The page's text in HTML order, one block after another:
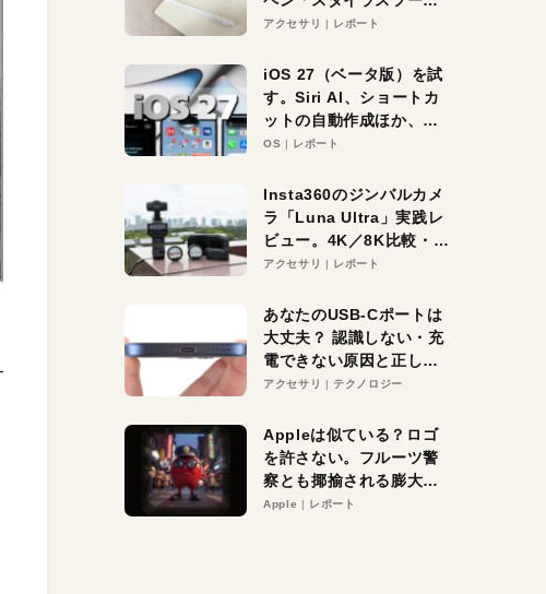
ェイ」レビュー。持ち替
アクセサリ レポート
iOS 27（ベータ版）を試
す。Siri AI、ショートカ
ットの自動作成ほか、期
待大の便利機能5選。
る未来はすぐそこ！
OS レポート
Insta360のジンバルカメ
ラ「Luna Ultra」実践レ
ビュー。4K／8K比較・ズ
ーム・夜間撮影をチェッ
アクセサリ レポート
あなたのUSB-Cポートは
大丈夫？ 認識しない・充
電できない原因と正しい
対策
アクセサリ テクノロジー
Appleは似ている？ロゴ
を許さない。フルーツ警
察とも揶揄される膨大な
異議申し立て。対象は非
Apple レポート